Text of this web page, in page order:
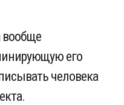
вообще
его
человека